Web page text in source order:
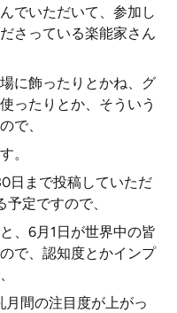
でいただいて、参加し
さっている楽能家さん
に飾ったりとかね、グ
ったりとか、そういう
で、
。
日まで投稿していただ
定ですので、
、6月1日が世界中の皆
で、認知度とかインプ
月間の注目度が上がっ